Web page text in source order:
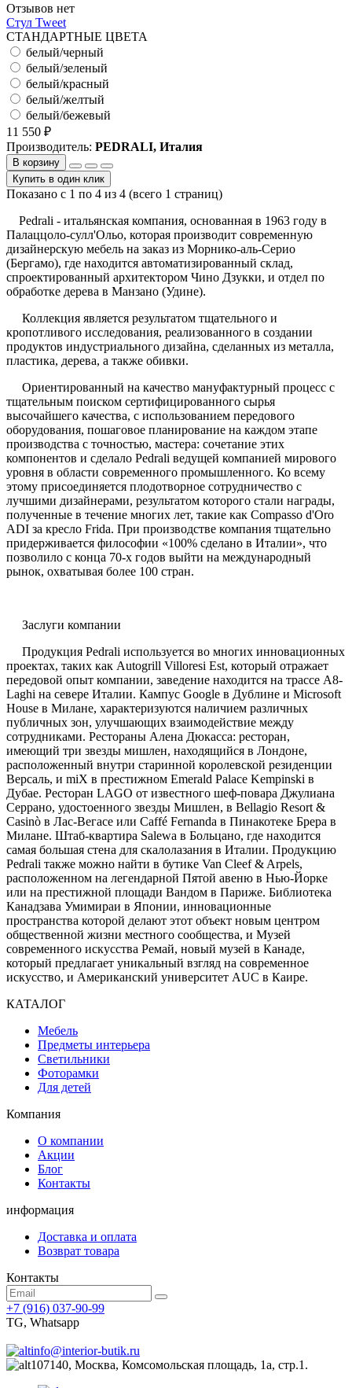
Отзывов нет
Стул Tweet
СТАНДАРТНЫЕ ЦВЕТА
белый/черный
белый/зеленый
белый/красный
белый/желтый
белый/бежевый
11 550 ₽
Производитель: PEDRALI, Италия
В корзину
Купить в один клик
Показано с 1 по 4 из 4 (всего 1 страниц)
Pedrali - итальянская компания, основанная в 1963 году в
Палаццоло-сулл'Ольо, которая производит современную
дизайнерскую мебель на заказ из Морнико-аль-Серио
(Бергамо), где находится автоматизированный склад,
спроектированный архитектором Чино Дзукки, и отдел по
обработке дерева в Манзано (Удине).
Коллекция является результатом тщательного и
кропотливого исследования, реализованного в создании
продуктов индустриального дизайна, сделанных из металла,
пластика, дерева, а также обивки.
Ориентированный на качество мануфактурный процесс с
тщательным поиском сертифицированного сырья
высочайшего качества, с использованием передового
оборудования, пошаговое планирование на каждом этапе
производства с точностью, мастера: сочетание этих
компонентов и сделало Pedrali ведущей компанией мирового
уровня в области современного промышленного. Ко всему
этому присоединяется плодотворное сотрудничество с
лучшими дизайнерами, результатом которого стали награды,
полученные в течение многих лет, такие как Compasso d'Oro
ADI за кресло Frida. При производстве компания тщательно
придерживается философии «100% сделано в Италии», что
позволило с конца 70-х годов выйти на международный
рынок, охватывая более 100 стран.
Заслуги компании
Продукция Pedrali используется во многих инновационных
проектах, таких как Autogrill Villoresi Est, который отражает
передовой опыт компании, заведение находится на трассе A8-
Laghi на севере Италии. Кампус Google в Дублине и Microsoft
House в Милане, характеризуются наличием различных
публичных зон, улучшающих взаимодействие между
сотрудниками. Рестораны Алена Дюкасса: ресторан,
имеющий три звезды мишлен, находящийся в Лондоне,
расположенный внутри старинной королевской резиденции
Версаль, и miX в престижном Emerald Palace Kempinski в
Дубае. Ресторан LAGO от известного шеф-повара Джулиана
Серрано, удостоенного звезды Мишлен, в Bellagio Resort &
Casinò в Лас-Вегасе или Caffé Fernanda в Пинакотеке Брера в
Милане. Штаб-квартира Salewa в Больцано, где находится
самая большая стена для скалолазания в Италии. Продукцию
Pedrali также можно найти в бутике Van Cleef & Arpels,
расположенном на легендарной Пятой авеню в Нью-Йорке
или на престижной площади Вандом в Париже. Библиотека
Канадзава Умимираи в Японии, инновационные
пространства которой делают этот объект новым центром
общественной жизни местного сообщества, и Музей
современного искусства Ремай, новый музей в Канаде,
который предлагает уникальный взгляд на современное
искусство, и Американский университет AUC в Каире.
КАТАЛОГ
Мебель
Предметы интерьера
Светильники
Фоторамки
Для детей
Компания
О компании
Акции
Блог
Контакты
информация
Доставка и оплата
Возврат товара
Контакты
+7 (916) 037-90-99
TG, Whatsapp
info@interior-butik.ru
107140, Москва, Комсомольская площадь, 1а, стр.1.